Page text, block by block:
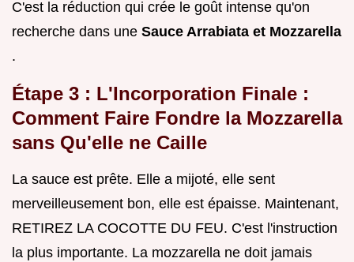
C'est la réduction qui crée le goût intense qu'on
recherche dans une Sauce Arrabiata et Mozzarella
.
Étape 3 : L'Incorporation Finale :
Comment Faire Fondre la Mozzarella
sans Qu'elle ne Caille
La sauce est prête. Elle a mijoté, elle sent
merveilleusement bon, elle est épaisse. Maintenant,
RETIREZ LA COCOTTE DU FEU. C'est l'instruction
la plus importante. La mozzarella ne doit jamais